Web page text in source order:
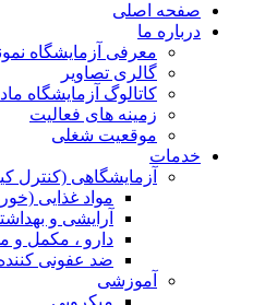
صفحه اصلی
درباره ما
معرفی آزمایشگاه
گالری تصاویر
کاتالوگ آزمایشگاه ماد
زمینه های فعالیت
موقعیت شغلی
خدمات
آزمایشگاهی (کنترل
مواد غذایی
آرایشی و
دارو ، مکمل و
ضد عفونی
آموزشی